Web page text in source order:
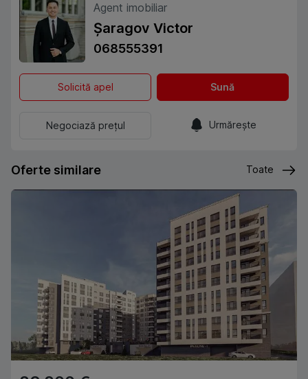
Agent imobiliar
Șaragov Victor
068555391
Solicită apel Sună
Negociază prețul Urmărește
Oferte similare Toate